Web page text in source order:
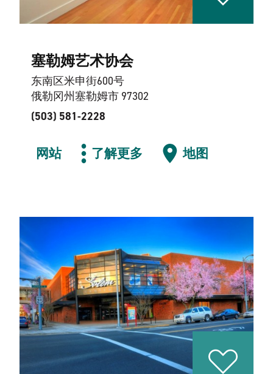
塞勒姆艺术协会
东南区米申街600号
俄勒冈州塞勒姆市 97302
(503) 581-2228
网站 了解更多 地图